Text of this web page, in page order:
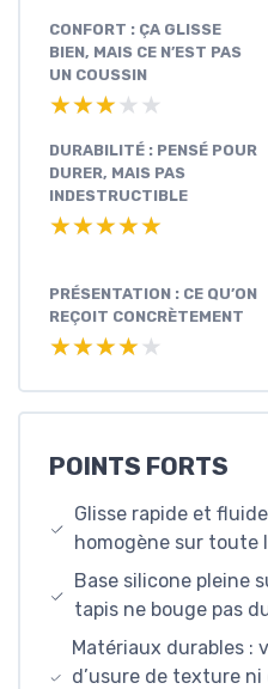
CONFORT : ÇA GLISSE
BIEN, MAIS CE N’EST PAS
UN COUSSIN
★★★★★
★★★★★
DURABILITÉ : PENSÉ POUR
DURER, MAIS PAS
INDESTRUCTIBLE
★★★★★
★★★★★
PRÉSENTATION : CE QU’ON
REÇOIT CONCRÈTEMENT
★★★★★
★★★★★
POINTS FORTS
Glisse rapide et
homogène sur toute
Base silicone pleine
tapis ne bouge pas
Matériaux durables :
d’usure de texture ni